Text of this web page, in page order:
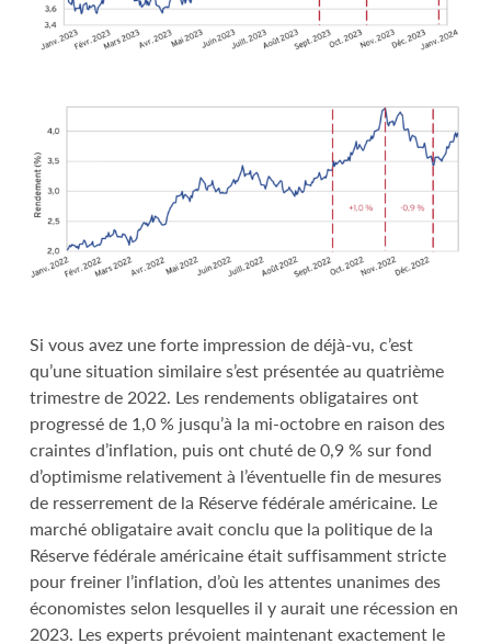
Si vous avez une forte impression de déjà-vu, c’est
qu’une situation similaire s’est présentée au quatrième
trimestre de 2022. Les rendements obligataires ont
progressé de 1,0 % jusqu’à la mi-octobre en raison des
craintes d’inflation, puis ont chuté de 0,9 % sur fond
d’optimisme relativement à l’éventuelle fin de mesures
de resserrement de la Réserve fédérale américaine. Le
marché obligataire avait conclu que la politique de la
Réserve fédérale américaine était suffisamment stricte
pour freiner l’inflation, d’où les attentes unanimes des
économistes selon lesquelles il y aurait une récession en
2023. Les experts prévoient maintenant exactement le